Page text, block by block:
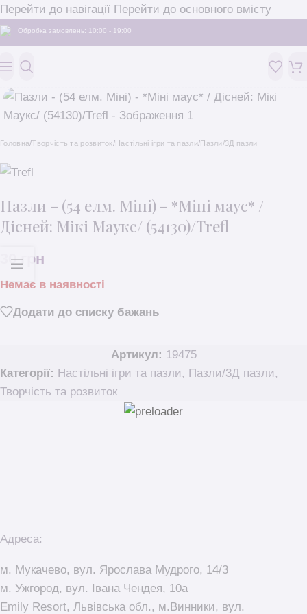
Перейти до навігації Перейти до основного вмісту
Обробка замовлень: 10:00 - 19:00
Головна/Творчість та розвиток/Настільні ігри та пазли/Пазли/3Д пазли
Пазли – (54 елм. Міні) – *Міні маус* /
Дісней: Мікі Маукс/ (54130)/Trefl
30грн
Немає в наявності
Додати до списку бажань
Артикул: 19475
Категорії: Настільні ігри та пазли, Пазли/3Д пазли,
Творчість та розвиток
Адреса:
м. Мукачево, вул. Ярослава Мудрого, 14/3
м. Ужгород, вул. Івана Чендея, 10а
Emily Resort, Львівська обл., м.Винники, вул.